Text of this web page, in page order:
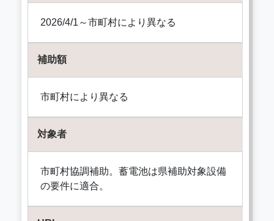
2026/4/1～市町村により異なる
補助額
市町村により異なる
対象者
市町村協調補助。蓄電池は県補助対象設備
の要件に適合。